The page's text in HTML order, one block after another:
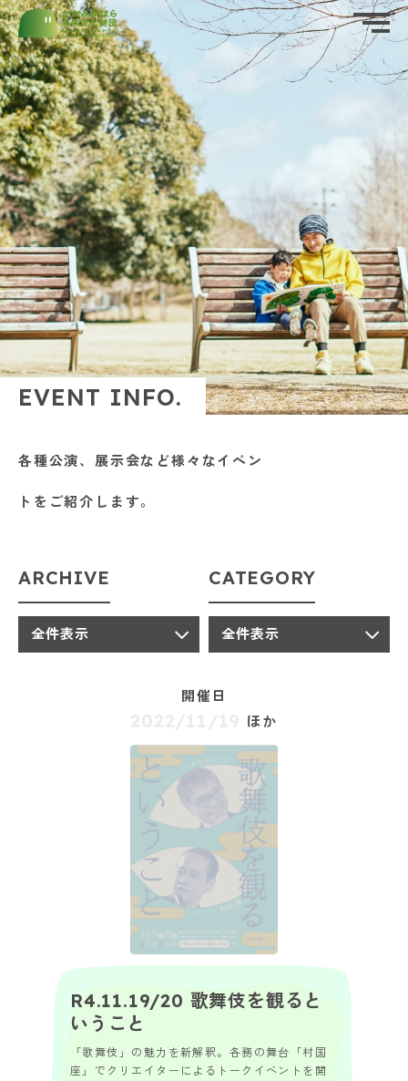
公益財団法人かかみがはら未来文化財団
（後援名義使用）
資料・申請書ダウンロード
実施報告書
ダウンロード（Word）
ることでご依頼いただけます。
〒504-0813 岐阜県各務原市蘇原中央町 2-1-8（各務原市文化会館内）
私たちについて
ABOUT US
お知らせ
NEWS
イベント情報
EVENT
財団概要
PROFILE
活動報告
REPORT
応援する
SUPPORT
各務原市文化会館
お問い合わせ
EVENT INFO.
各種公演、展示会など様々なイベン
トをご紹介します。
ARCHIVE
全件表示
CATEGORY
全件表示
開催日
ほか
R4.11.19/20 歌舞伎を観ると
いうこと
「歌舞伎」の魅力を新解釈。各務の舞台「村国
座」でクリエイターによるトークイベントを開